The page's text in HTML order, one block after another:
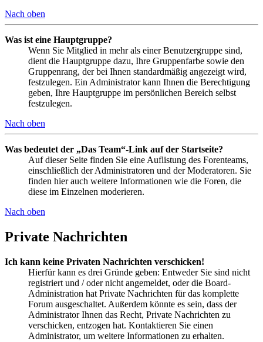
Nach oben
Was ist eine Hauptgruppe?
Wenn Sie Mitglied in mehr als einer Benutzergruppe sind,
dient die Hauptgruppe dazu, Ihre Gruppenfarbe sowie den
Gruppenrang, der bei Ihnen standardmäßig angezeigt wird,
festzulegen. Ein Administrator kann Ihnen die Berechtigung
geben, Ihre Hauptgruppe im persönlichen Bereich selbst
festzulegen.
Nach oben
Was bedeutet der „Das Team“-Link auf der Startseite?
Auf dieser Seite finden Sie eine Auflistung des Forenteams,
einschließlich der Administratoren und der Moderatoren. Sie
finden hier auch weitere Informationen wie die Foren, die
diese im Einzelnen moderieren.
Nach oben
Private Nachrichten
Ich kann keine Privaten Nachrichten verschicken!
Hierfür kann es drei Gründe geben: Entweder Sie sind nicht
registriert und / oder nicht angemeldet, oder die Board-
Administration hat Private Nachrichten für das komplette
Forum ausgeschaltet. Außerdem könnte es sein, dass der
Administrator Ihnen das Recht, Private Nachrichten zu
verschicken, entzogen hat. Kontaktieren Sie einen
Administrator, um weitere Informationen zu erhalten.